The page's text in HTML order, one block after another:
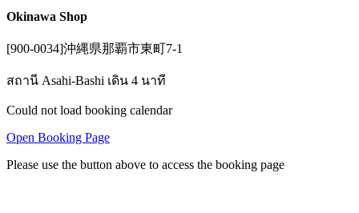
Okinawa Shop
[900-0034]沖縄県那覇市東町7-1
สถานี Asahi-Bashi เดิน 4 นาที
Could not load booking calendar
Open Booking Page
Please use the button above to access the booking page